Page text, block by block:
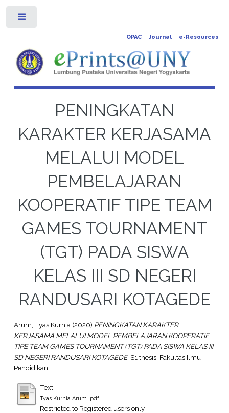
OPAC Journal e-Resources
PENINGKATAN
KARAKTER KERJASAMA
MELALUI MODEL
PEMBELAJARAN
KOOPERATIF TIPE TEAM
GAMES TOURNAMENT
(TGT) PADA SISWA
KELAS III SD NEGERI
RANDUSARI KOTAGEDE
Arum, Tyas Kurnia(2020) PENINGKATAN KARAKTER
KERJASAMA MELALUI MODEL PEMBELAJARAN KOOPERATIF
TIPE TEAM GAMES TOURNAMENT (TGT) PADA SISWA KELAS III
SD NEGERI RANDUSARI KOTAGEDE. S1 thesis, Fakultas Ilmu
Pendidikan.
Text
Tyas Kurnia Arum .pdf
Restricted to Registered users only